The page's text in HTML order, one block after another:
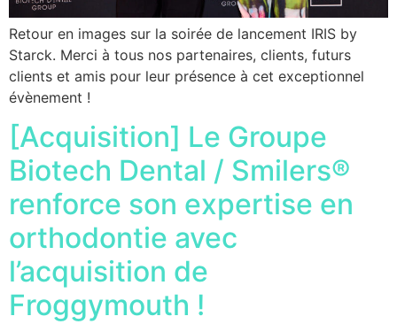
Retour en images sur la soirée de lancement IRIS by
Starck. Merci à tous nos partenaires, clients, futurs
clients et amis pour leur présence à cet exceptionnel
évènement !
[Acquisition] Le Groupe
Biotech Dental / Smilers®
renforce son expertise en
orthodontie avec
l’acquisition de
Froggymouth !